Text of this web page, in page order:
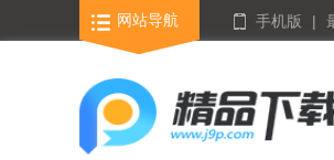
网站导航 手机版 |